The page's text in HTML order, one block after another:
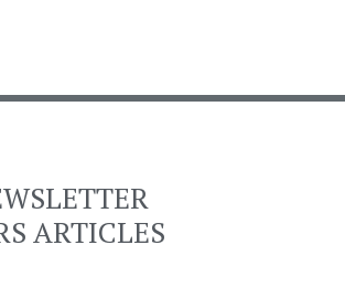
ARTICLES